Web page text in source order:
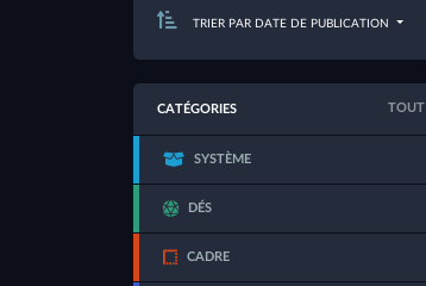
TRIER PAR DATE DE PUBLICATION
CATÉGORIES TOUT
SYSTÈME
DÉS
CADRE